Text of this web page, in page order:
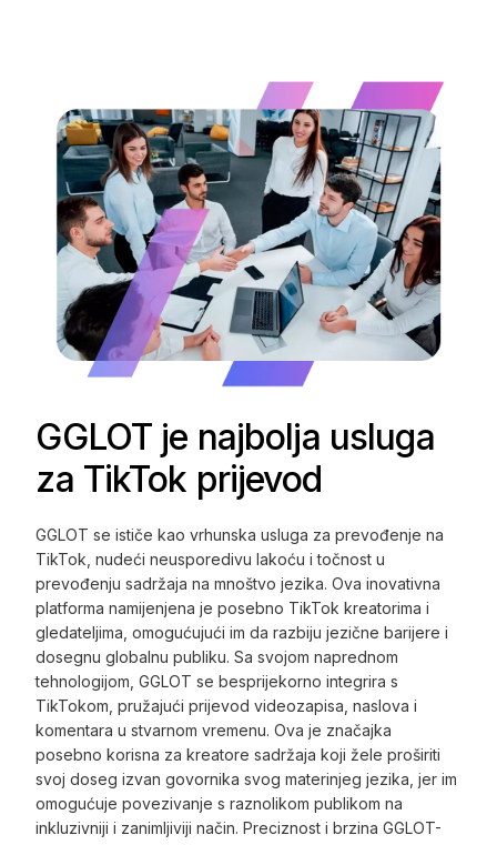
GGLOT je najbolja usluga
za TikTok prijevod
GGLOT se ističe kao vrhunska usluga za prevođenje na
TikTok, nudeći neusporedivu lakoću i točnost u
prevođenju sadržaja na mnoštvo jezika. Ova inovativna
platforma namijenjena je posebno TikTok kreatorima i
gledateljima, omogućujući im da razbiju jezične barijere i
dosegnu globalnu publiku. Sa svojom naprednom
tehnologijom, GGLOT se besprijekorno integrira s
TikTokom, pružajući prijevod videozapisa, naslova i
komentara u stvarnom vremenu. Ova je značajka
posebno korisna za kreatore sadržaja koji žele proširiti
svoj doseg izvan govornika svog materinjeg jezika, jer im
omogućuje povezivanje s raznolikom publikom na
inkluzivniji i zanimljiviji način. Preciznost i brzina GGLOT-